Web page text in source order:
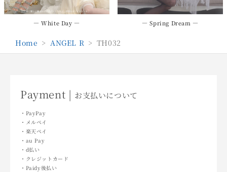
― White Day ― ― Spring Dream ―
Home > ANGEL R > TH032
Payment | お支払いについて
・PayPay
・メルペイ
・楽天ペイ
・au Pay
・d払い
・クレジットカード
・Paidy後払い